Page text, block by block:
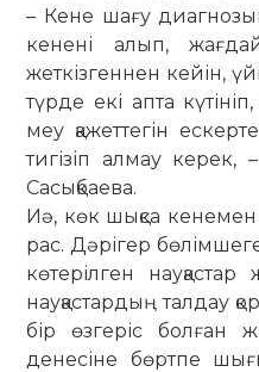
– Кене шағу
кенені алып,
жеткізгеннен кейін,
түрде екі апта
меу қажеттегін
тигізіп алмау
Сасықбаева.
Иә, көк шықса
рас. Дәрігер
көтерілген
науқастардың талдау
бір өзгеріс болған
денесіне бөртпе